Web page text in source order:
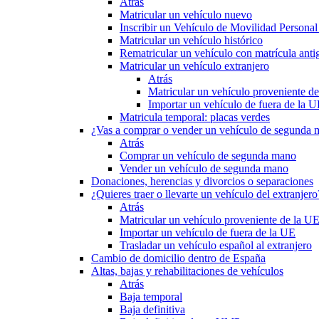
Matricular un vehículo nuevo
Inscribir un Vehículo de Movilidad
Matricular un vehículo histórico
Rematricular un vehículo con matrícula
Matricular un vehículo extranjero
Atrás
Matricular un vehículo proveniente
Importar un vehículo de fuera de la
Matricula temporal: placas verdes
¿Vas a comprar o vender un vehículo de segunda
Atrás
Comprar un vehículo de segunda mano
Vender un vehículo de segunda mano
Donaciones, herencias y divorcios o separaciones
¿Quieres traer o llevarte un vehículo del
Atrás
Matricular un vehículo proveniente de la UE
Importar un vehículo de fuera de la UE
Trasladar un vehículo español al extranjero
Cambio de domicilio dentro de España
Altas, bajas y rehabilitaciones de vehículos
Atrás
Baja temporal
Baja definitiva